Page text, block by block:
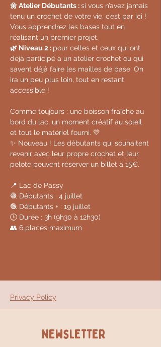
🌼 Atelier Débutants : si vous n’avez jamais
tenu un crochet de votre vie, c’est par ici !
Vous apprendrez les bases tout en
réalisant un premier projet.
🌿 Niveau 2 : pour celles et ceux qui ont
déjà participé à un atelier crochet ou qui
savent déjà faire les mailles de base. On
ira un peu plus loin, tout en restant
accessible !
Comme toujours : une boisson fraîche au
bord du lac, un moment créatif au soleil
et tout le matériel fourni. 💛
✨ Nouveau ! Les débutants qui souhaitent
revenir avec leur propre crochet et leur
pelote peuvent réserver un billet à 15€.
📍 Lac de Passy
🧶 Débutants : 4 juillet
🧶 Débutants + : 19 juillet
🕒 Durée : 3h (9h30 à 12h30)
👥 6 places maximum
Privacy Policy
Newsletter